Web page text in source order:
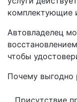
комплектующие
Автовладелец
чтобы
Почему выгодно
Присутствие